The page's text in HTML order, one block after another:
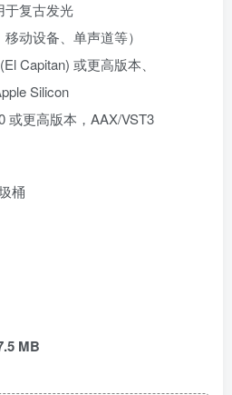
于复古发光
动设备、单声道等）
Capitan) 或更高版本、
Silicon
或更高版本，AAX/VST3
桶
MB